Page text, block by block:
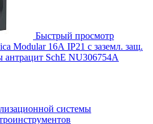
Быстрый просмотр
Modular 16А IP21 с заземл. защ.
SchE NU306754A
системы